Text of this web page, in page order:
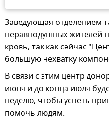
Заведующая отделением
неравнодушных жителей
кровь, так как сейчас
большую нехватку
В связи с этим центр
июня и до конца июля
неделю, чтобы успеть
помочь людям.